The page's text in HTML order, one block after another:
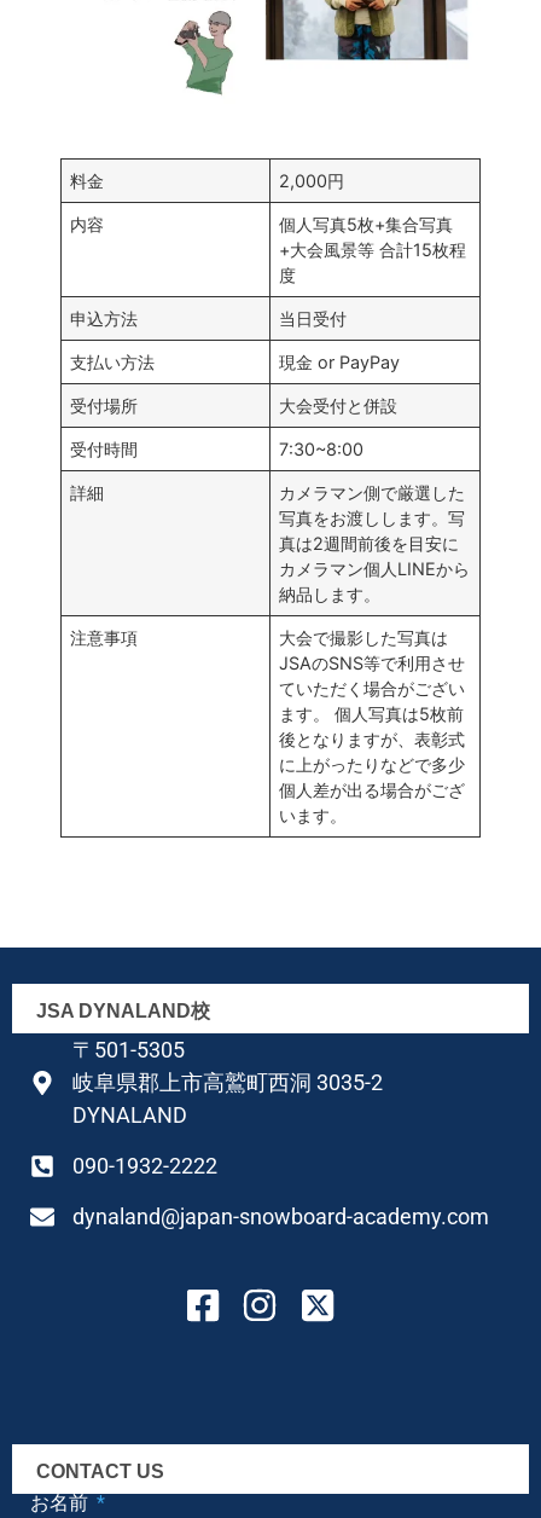
料金 2,000円
内容
個人写真5枚+集合写真
+大会風景等 合計15枚程
度
申込方法 当日受付
支払い方法 現金 or PayPay
受付場所 大会受付と併設
受付時間 7:30~8:00
詳細
カメラマン側で厳選した
写真をお渡しします。写
真は2週間前後を目安に
カメラマン個人LINEから
納品します。
注意事項
大会で撮影した写真は
JSAのSNS等で利用させ
ていただく場合がござい
ます。 個人写真は5枚前
後となりますが、表彰式
に上がったりなどで多少
個人差が出る場合がござ
います。
JSA DYNALAND校
〒501-5305
岐阜県郡上市高鷲町西洞 3035-2
DYNALAND
090-1932-2222
dynaland@japan-snowboard-academy.com
CONTACT US
お名前